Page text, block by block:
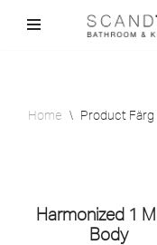
Home \ Product Färg
Harmonized 1
Body